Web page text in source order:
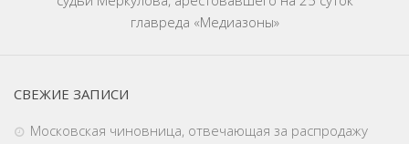
главреда «Медиазоны»
СВЕЖИЕ ЗАПИСИ
Московская чиновница, отвечающая за распродажу